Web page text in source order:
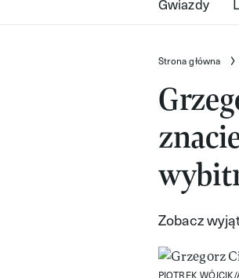
Strona główna
Zobacz
PIOTREK